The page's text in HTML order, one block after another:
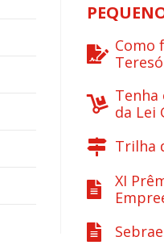
Como
da Lei
Trilha
XI